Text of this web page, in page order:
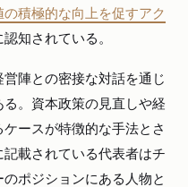
の積極的な向上を促すアク
知されている。
陣との密接な対話を通じ
。資本政策の見直しや経
ースが特徴的な手法とさ
載されている代表者はチ
ポジションにある人物と